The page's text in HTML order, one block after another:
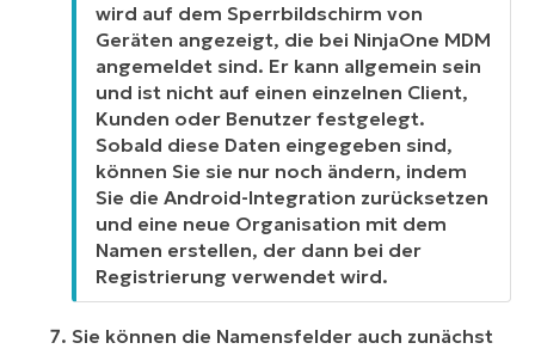
wird auf dem Sperrbildschirm von
Geräten angezeigt, die bei NinjaOne MDM
angemeldet sind. Er kann allgemein sein
und ist nicht auf einen einzelnen Client,
Kunden oder Benutzer festgelegt.
Sobald diese Daten eingegeben sind,
können Sie sie nur noch ändern, indem
Sie die Android-Integration zurücksetzen
und eine neue Organisation mit dem
Namen erstellen, der dann bei der
Registrierung verwendet wird.
Sie können die Namensfelder auch zunächst